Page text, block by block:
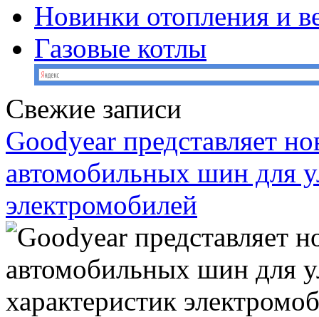
Новинки отопления и
Газовые котлы
Свежие записи
Goodyear представляет
автомобильных шин для
электромобилей